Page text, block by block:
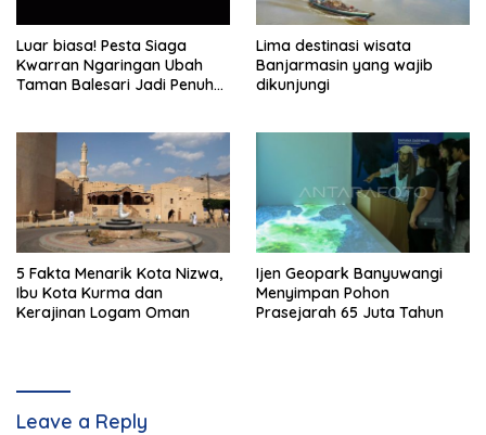
Luar biasa! Pesta Siaga
Kwarran Ngaringan Ubah
Taman Balesari Jadi Penuh
Lima destinasi wisata
Banjarmasin yang wajib
dikunjungi
5 Fakta Menarik Kota Nizwa,
Ibu Kota Kurma dan
Kerajinan Logam Oman
Ijen Geopark Banyuwangi
Menyimpan Pohon
Prasejarah 65 Juta Tahun
Leave a Reply